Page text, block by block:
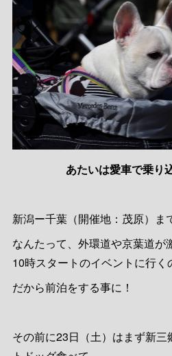
あたいは愛車で乗り
新潟ー千葉（開催地：茂原）ま
なんたって、外環道や京葉道が
10時スタートのイベントに行く
だから前泊をする事に！
その前に23日（土）はまず新